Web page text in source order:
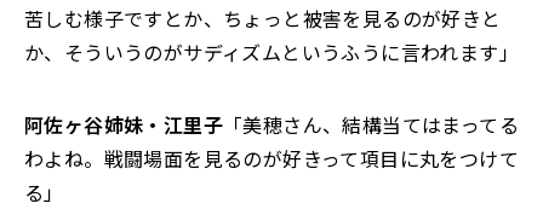
苦しむ様子ですとか、ちょっと被害を見るのが好きと
か、そういうのがサディズムというふうに言われます」
阿佐ヶ谷姉妹・江里子 「美穂さん、結構当てはまってる
わよね。戦闘場面を見るのが好きって項目に丸をつけて
る」